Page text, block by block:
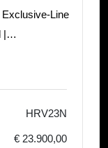
Line
| A C
HRV23N
€ 23.900,00